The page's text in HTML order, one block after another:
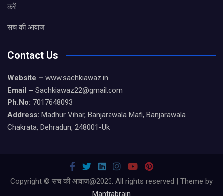
करें.
सच की आवाज
Contact Us
Website – www.sachkiawaz.in
Email – Sachkiawaz22@gmail.com
Ph.No: 7017648093
Address: Madhur Vihar, Banjarawala Mafi, Banjarawala
Chakrata, Dehradun, 248001-Uk
Copyright © सच की आवाज@2023. All rights reserved | Theme by
Mantrabrain